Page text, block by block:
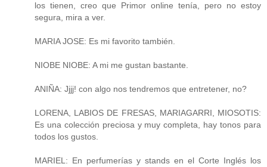
los tienen, creo que Primor online tenía, pero no estoy
segura, mira a ver.
MARIA JOSE: Es mi favorito también.
NIOBE NIOBE: A mi me gustan bastante.
ANIÑA: Jjjj! con algo nos tendremos que entretener, no?
LORENA, LABIOS DE FRESAS, MARIAGARRI, MIOSOTIS:
Es una colección preciosa y muy completa, hay tonos para
todos los gustos.
MARIEL: En perfumerías y stands en el Corte Inglés los